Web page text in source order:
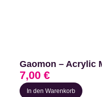
Gaomon – Acrylic
In den Warenkorb
7,00 €